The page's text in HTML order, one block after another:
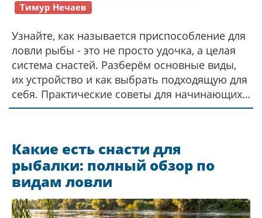
Тимур Нечаев
Узнайте, как называется приспособление для
ловли рыбы - это не просто удочка, а целая
система снастей. Разберём основные виды,
их устройство и как выбрать подходящую для
себя. Практические советы для начинающих
и опытных рыбаков.
Какие есть снасти для
рыбалки: полный обзор по
видам ловли